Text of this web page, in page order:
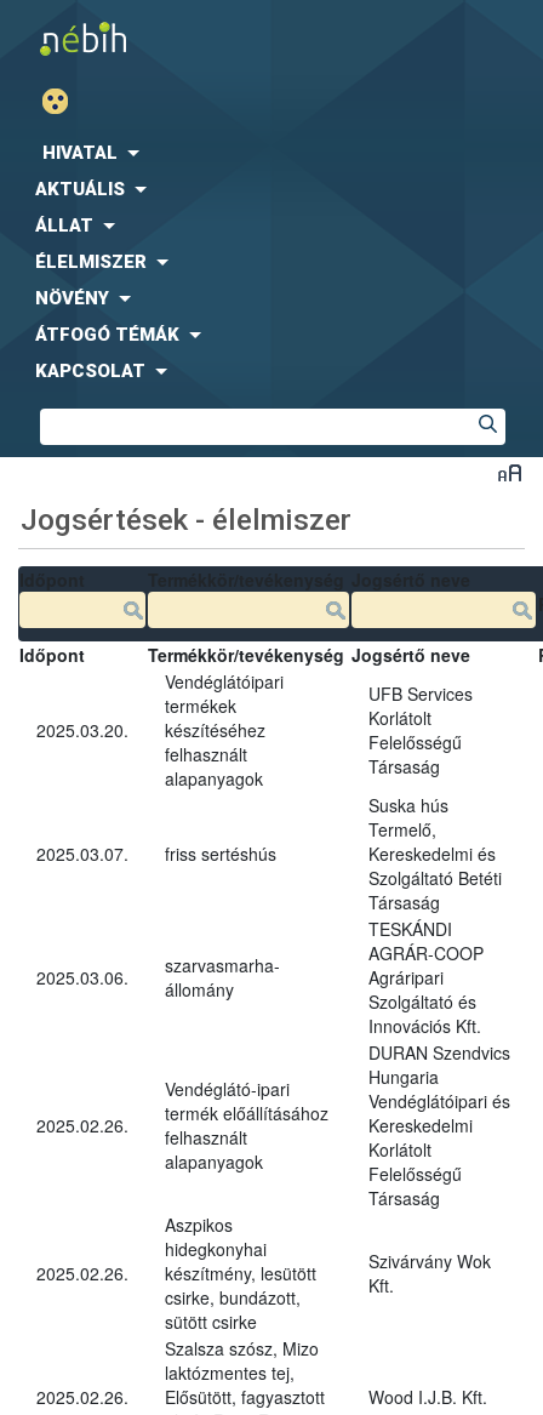
HIVATAL
AKTUÁLIS
ÁLLAT
ÉLELMISZER
NÖVÉNY
ÁTFOGÓ TÉMÁK
KAPCSOLAT
Jogsértések - élelmiszer
Időpont Termékkör/tevékenység Jogsértő neve
2025.03.20.
Vendéglátóipari
termékek
készítéséhez
felhasznált
alapanyagok
UFB Services
Korlátolt
Felelősségű
Társaság
2025.03.07. friss sertéshús
Suska hús
Termelő,
Kereskedelmi és
Szolgáltató Betéti
Társaság
2025.03.06.
szarvasmarha-
állomány
TESKÁNDI
AGRÁR-COOP
Agráripari
Szolgáltató és
Innovációs Kft.
2025.02.26.
Vendéglátó-ipari
termék előállításához
felhasznált
alapanyagok
DURAN Szendvics
Hungaria
Vendéglátóipari és
Kereskedelmi
Korlátolt
Felelősségű
Társaság
2025.02.26.
Aszpikos
hidegkonyhai
készítmény, lesütött
csirke, bundázott,
sütött csirke
Szivárvány Wok
Kft.
2025.02.26.
Szalsza szósz, Mizo
laktózmentes tej,
Elősütött, fagyasztott
Wood I.J.B. Kft.